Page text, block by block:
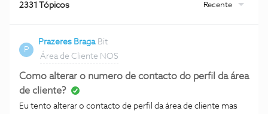
2331 Tópicos Recente
P
Prazeres Braga Bit
Área de Cliente NOS
Como alterar o numero de contacto do perfil da área
de cliente?
Eu tento alterar o contacto de perfil da área de cliente mas